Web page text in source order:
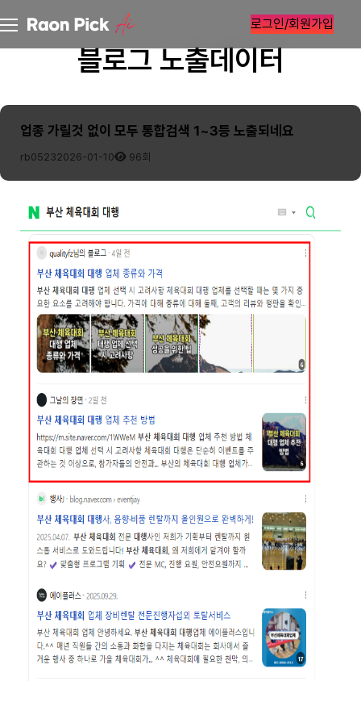
로그인/회원가입
블로그 노출데이터
업종 가릴것 없이 모두 통합검색 1~3등 노출되네요
rb05232026-01-10 96회